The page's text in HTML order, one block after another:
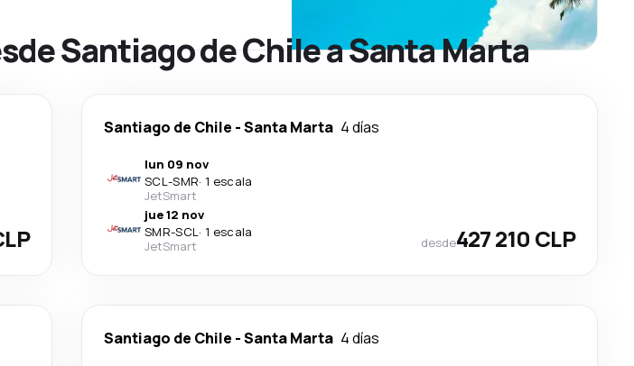
Santiago de Chile a Santa Marta
Santiago de Chile -Santa Marta 4 días
lun 09 nov
SCL-SMR· 1 escala
JetSmart
jue 12 nov
SMR-SCL· 1 escala
JetSmart
desde427 210 CLP
Santiago de Chile -Santa Marta 4 días